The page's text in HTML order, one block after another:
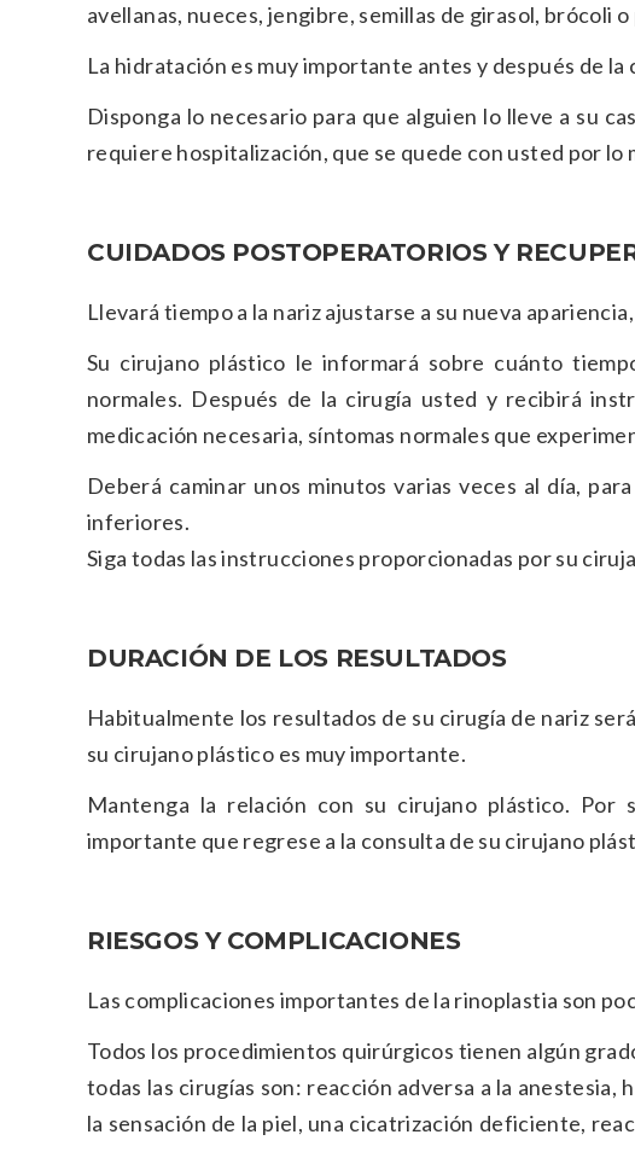
avellanas, nueces, jengibre, semillas de girasol, brócoli
La hidratación es muy importante antes y después de
Disponga lo necesario para que alguien lo lleve a su
requiere hospitalización, que se quede con usted por lo
CUIDADOS POSTOPERATORIOS Y
Llevará tiempo a la nariz ajustarse a su nueva
Su cirujano plástico le informará sobre cuánto
normales. Después de la cirugía usted y recibirá
medicación necesaria, síntomas normales que
Deberá caminar unos minutos varias veces al día,
inferiores.
Siga todas las instrucciones proporcionadas por su
DURACIÓN DE LOS RESULTADOS
Habitualmente los resultados de su cirugía de nariz
su cirujano plástico es muy importante.
Mantenga la relación con su cirujano plástico. Por
importante que regrese a la consulta de su cirujano
RIESGOS Y COMPLICACIONES
Las complicaciones importantes de la rinoplastia son
Todos los procedimientos quirúrgicos tienen algún
todas las cirugías son: reacción adversa a la anestesia,
la sensación de la piel, una cicatrización deficiente,